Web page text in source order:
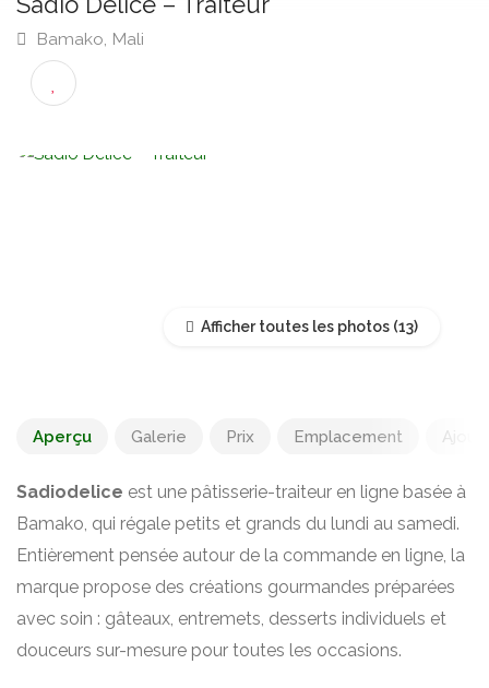
Sadio Délice – Traiteur
Bamako, Mali
Afficher toutes les photos
Aperçu Galerie Prix Emplacement
Sadiodelice est une pâtisserie-traiteur en ligne basée à
Bamako, qui régale petits et grands du lundi au samedi.
Entièrement pensée autour de la commande en ligne, la
marque propose des créations gourmandes préparées
avec soin : gâteaux, entremets, desserts individuels et
douceurs sur-mesure pour toutes les occasions.